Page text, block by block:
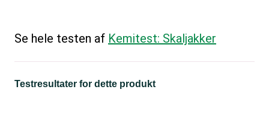
Se hele testen af Kemitest: Skaljakker
Testresultater for dette produkt